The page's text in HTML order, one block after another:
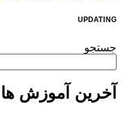
UPDATING
جستجو
آخرین آموزش ها